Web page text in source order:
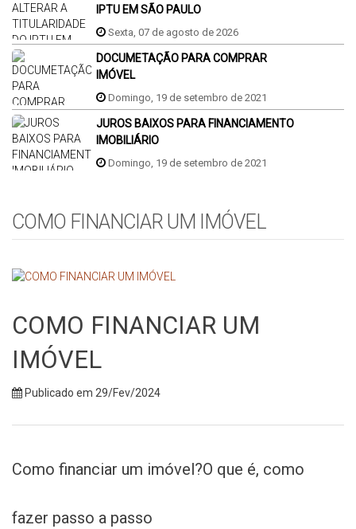
IPTU EM SÃO PAULO
Sexta, 07 de agosto de 2026
DOCUMETAÇÃO PARA COMPRAR
IMÓVEL
Domingo, 19 de setembro de 2021
JUROS BAIXOS PARA FINANCIAMENTO
IMOBILIÁRIO
Domingo, 19 de setembro de 2021
COMO FINANCIAR UM IMÓVEL
COMO FINANCIAR UM
IMÓVEL
Publicado em 29/Fev/2024
Como financiar um imóvel?O que é, como
fazer passo a passo